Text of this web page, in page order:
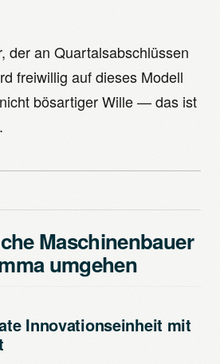
der an Quartalsabschlüssen
freiwillig auf dieses Modell
bösartiger Wille — das ist
Maschinenbauer
umgehen
Innovationseinheit mit